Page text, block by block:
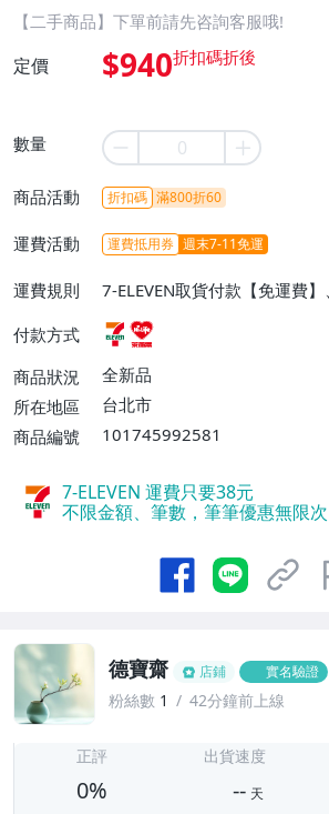
【二手商品】下單前請先咨詢客服哦!
定價 $940
數量
商品活動 折扣碼 滿800折60
運費活動 運費抵用券 週末7-11免運
運費規則
7-ELEVEN取貨付款【免運費
貨付款【免運費】
付款方式
商品狀況
全新品
所在地區
台北市
商品編號
101745992581
7-ELEVEN 運費只要38元
不限金額、筆數，筆筆優惠無限次
德寶齋 店鋪 實名驗證
粉絲數 1 42分鐘前上線
正評
0%
出貨速度
-- 天